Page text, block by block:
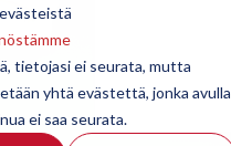
tietojasi ei seurata, mutta
yhtä evästettä, jonka avulla
ei saa seurata.